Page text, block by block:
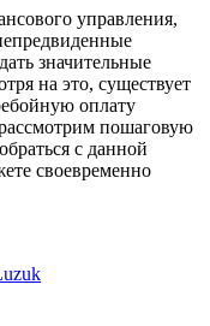
управления,
значительные
на это, существует
оплату
пошаговую
с данной
своевременно